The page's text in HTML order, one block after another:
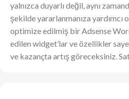
yalnızca duyarlı değil, aynı
şekilde yararlanmanıza yardımcı
optimize edilmiş bir Adsense
edilen widget’lar ve özellikler
ve kazançta artış göreceksiniz.